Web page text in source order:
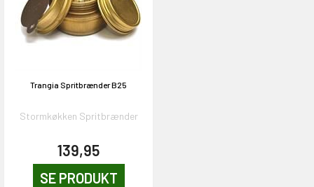
Trangia Spritbrænder B25
Stormkøkken Spritbrænder
139,95
SE PRODUKT